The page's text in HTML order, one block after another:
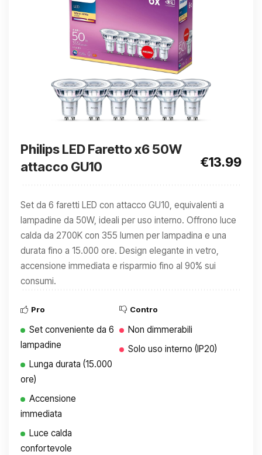
Philips LED Faretto x6 50W
attacco GU10
€13.99
Set da 6 faretti LED con attacco GU10, equivalenti a
lampadine da 50W, ideali per uso interno. Offrono luce
calda da 2700K con 355 lumen per lampadina e una
durata fino a 15.000 ore. Design elegante in vetro,
accensione immediata e risparmio fino al 90% sui
consumi.
Pro
Set conveniente da 6
lampadine
Lunga durata (15.000
ore)
Accensione
immediata
Luce calda
confortevole
Contro
Non dimmerabili
Solo uso interno (IP20)